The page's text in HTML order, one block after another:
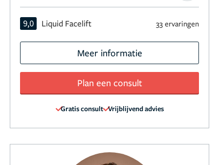
9,0 Liquid Facelift 33 ervaringen
Meer informatie
Plan een consult
Gratis consult Vrijblijvend advies